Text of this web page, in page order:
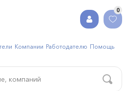
0
Компании Работодателю Помощь